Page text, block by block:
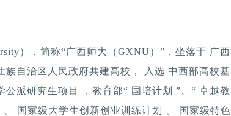
），简称“广西师大（GXNU）”，坐落于 广西
自治区人民政府共建高校， 入选 中西部高校基
派研究生项目 ，教育部“ 国培计划 ”、“ 卓越教
国家级大学生创新创业训练计划 、 国家级特色